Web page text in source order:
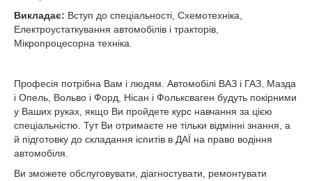
Викладає: Вступ до спеціальності, Схемотехніка,
Електроустаткування автомобілів і тракторів,
Мікропроцесорна техніка.
Професія потрібна Вам і людям. Автомобілі ВАЗ і ГАЗ, Мазда
і Опель, Вольво і Форд, Нісан і Фольксваген будуть покірними
у Ваших руках, якщо Ви пройдете курс навчання за цією
спеціальністю. Тут Ви отримаєте не тільки відмінні знання, а
й підготовку до складання іспитів в ДАЇ на право водіння
автомобіля.
Ви зможете обслуговувати, діагностувати, ремонтувати